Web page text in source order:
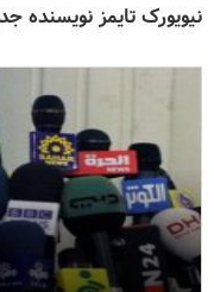
نیویورک تایمز نویسنده